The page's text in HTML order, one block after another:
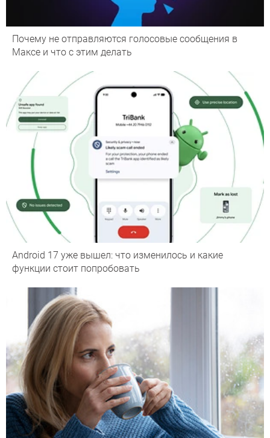
Почему не отправляются голосовые сообщения в
Максе и что с этим делать
Android 17 уже вышел: что изменилось и какие
функции стоит попробовать